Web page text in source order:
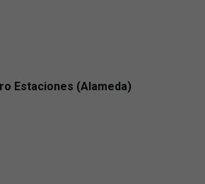
Estaciones (Alameda)